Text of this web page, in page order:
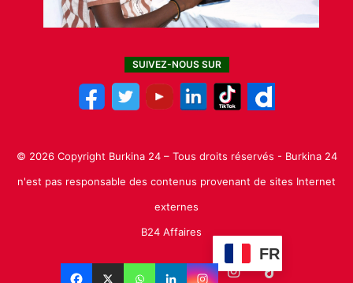
SUIVEZ-NOUS SUR
© 2026 Copyright Burkina 24 – Tous droits réservés - Burkina 24
n'est pas responsable des contenus provenant de sites Internet
externes
B24 Affaires
FR
Facebook LinkedinYouTubeInstagram
TikTok